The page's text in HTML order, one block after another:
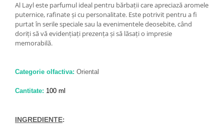
Al Layl este parfumul ideal pentru bărbații care apreciază aromele
puternice, rafinate și cu personalitate. Este potrivit pentru a fi
purtat în serile speciale sau la evenimentele deosebite, când
doriți să vă evidențiați prezența și să lăsați o impresie
memorabilă.
Categorie olfactiva: Oriental
Cantitate: 100 ml
INGREDIENTE: